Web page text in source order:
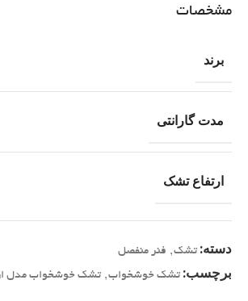
مشخصات
برند
مدت گارانتی
ارتفاع تشک
دسته: تشک, فنر منفصل
برچسب: تشک خوشخواب, تشک خوشخواب مدل